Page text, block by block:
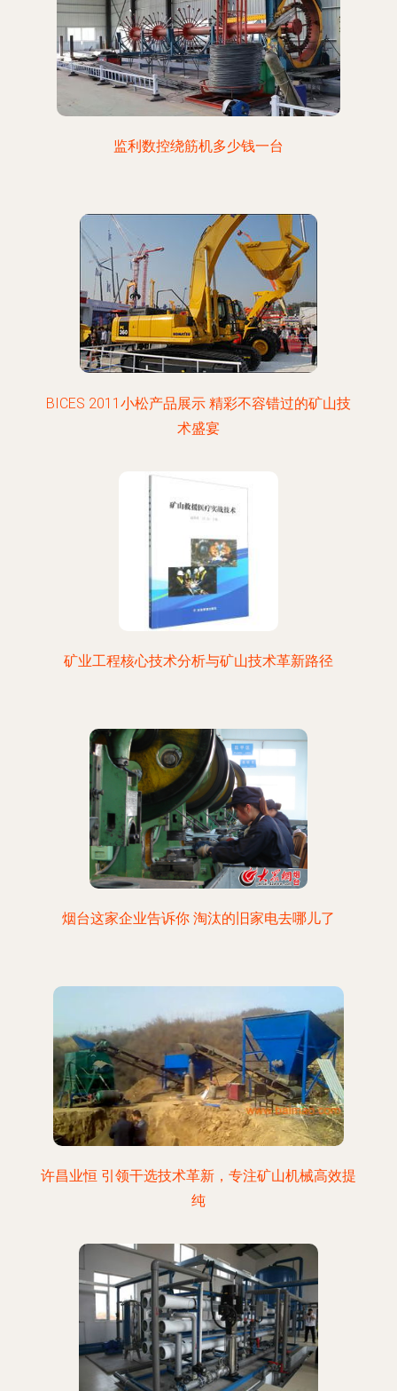
监利数控绕筋机多少钱一台
BICES 2011小松产品展示 精彩不容错过的矿山技
术盛宴
矿业工程核心技术分析与矿山技术革新路径
烟台这家企业告诉你 淘汰的旧家电去哪儿了
许昌业恒 引领干选技术革新，专注矿山机械高效提
纯